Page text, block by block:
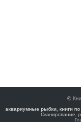
©
аквариумные рыбки, книги
Сканирование,